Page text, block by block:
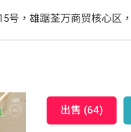
号，雄踞荃万商贸核心区
天台空中花园，兼顾投
大厦提供独立分体式冷气
出售 (64)